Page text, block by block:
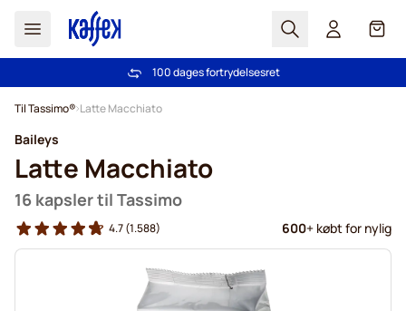
Søg Cart
Fri fragt ved køb over 349 kr.
100 dages fortrydelsesret
Til Tassimo® Latte Macchiato
Baileys
Latte Macchiato
16 kapsler til Tassimo
4.7(1.588) 600+ købt for nylig